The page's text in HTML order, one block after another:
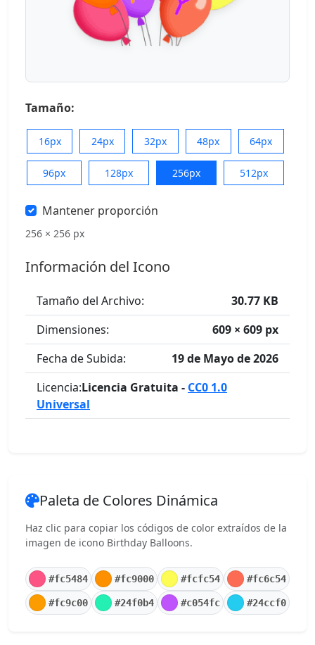
Tamaño:
16px 24px 32px 48px 64px
96px 128px 256px 512px
Mantener proporción
256 × 256 px
Información del Icono
Tamaño del Archivo:
30.77 KB
Dimensiones:
609 × 609 px
Fecha de Subida:
19 de Mayo de 2026
Licencia:Licencia Gratuita - CC0 1.0
Universal
Paleta de Colores Dinámica
Haz clic para copiar los códigos de color extraídos de la
imagen de icono Birthday Balloons.
#fc5484 #fc9000 #fcfc54 #fc6c54
#fc9c00 #24f0b4 #c054fc #24ccf0